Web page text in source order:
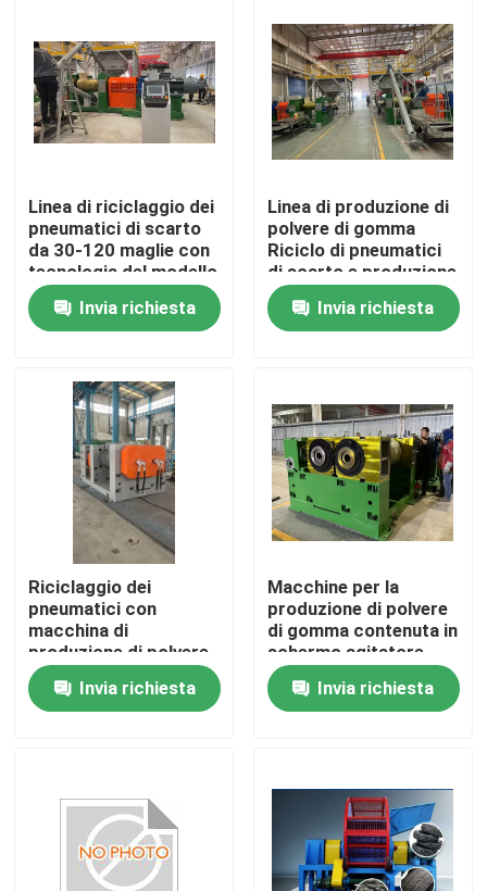
Casa
Prodotti
Video
Circa noi
Giro della fabbrica
Controllo di qualità
Contattici
Richieda una citazione
Macchina trattata di gomma
Linea di riciclaggio dei
pneumatici di scarto
da 30-120 maglie con
tecnologia del modello
LP-1200 Shredder
Invia richiesta
Linea di produzione di
polvere di gomma
Riciclo di pneumatici
di scarto e produzione
per varie industrie
Linea di riciclo di
pneumatici di tipo
Invia richiesta
Riciclaggio dei
pneumatici con
macchina di
produzione di polvere
di gomma LP-800
ShredderInvia richiesta
Macchine per la
produzione di polvere
di gomma contenuta in
schermo agitatore
Invia richiesta